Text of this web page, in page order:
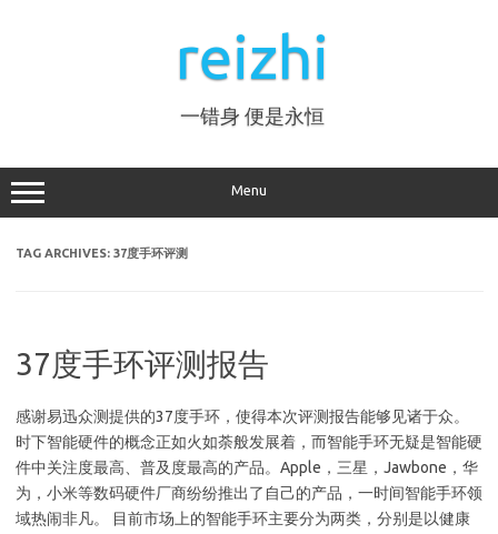
reizhi
一错身 便是永恒
Menu
TAG ARCHIVES: 37度手环评测
37度手环评测报告
感谢易迅众测提供的37度手环，使得本次评测报告能够见诸于众。
时下智能硬件的概念正如火如荼般发展着，而智能手环无疑是智能硬
件中关注度最高、普及度最高的产品。Apple，三星，Jawbone，华
为，小米等数码硬件厂商纷纷推出了自己的产品，一时间智能手环领
域热闹非凡。 目前市场上的智能手环主要分为两类，分别是以健康